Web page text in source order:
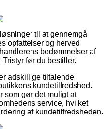
til at gennemgå
opfattelser og herved
bedømmelser af
før du bestiller.
adskillige tiltalende
kundetilfredshed.
som gør det muligt at
service, hvilket
af kundetilfredsheden.